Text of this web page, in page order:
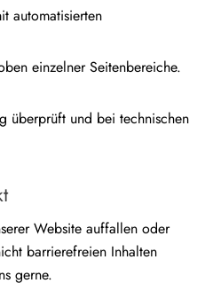
automatisierten
einzelner Seitenbereiche.
überprüft und bei technischen
Website auffallen oder
barrierefreien Inhalten
gerne.